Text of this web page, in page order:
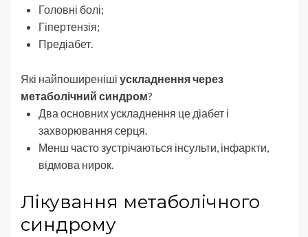
Головні болі;
Гіпертензія;
Предіабет.
Які найпоширеніші ускладнення через
метаболічний синдром?
Два основних ускладнення це діабет і
захворювання серця.
Менш часто зустрічаються інсульти, інфаркти,
відмова нирок.
Лікування метаболічного
синдрому